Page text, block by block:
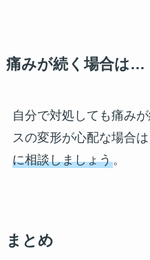
痛みが続く場合は…
自分で対処しても痛み
スの変形が心配な場合は
に相談しましょう。
まとめ